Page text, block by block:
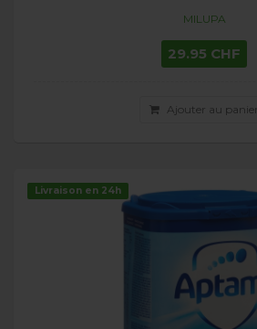
MILUPA
29.95 CHF
Ajouter au panier
Livraison en 24h